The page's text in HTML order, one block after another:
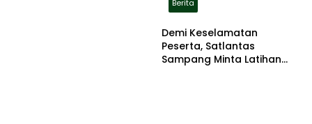
Berita
Demi Keselamatan
Peserta, Satlantas
Sampang Minta Latihan